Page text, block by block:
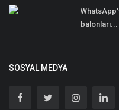
balonları...
SOSYAL MEDYA